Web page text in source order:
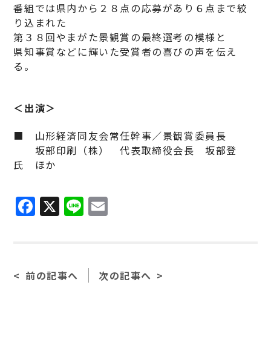
番組では県内から２８点の応募があり６点まで絞
り込まれた
第３８回やまがた景観賞の最終選考の模様と
県知事賞などに輝いた受賞者の喜びの声を伝え
る。
＜出演＞
■ 山形経済同友会常任幹事／景観賞委員長
坂部印刷（株） 代表取締役会長 坂部登
氏 ほか
Facebook
X Line
前の記事へ 次の記事へ